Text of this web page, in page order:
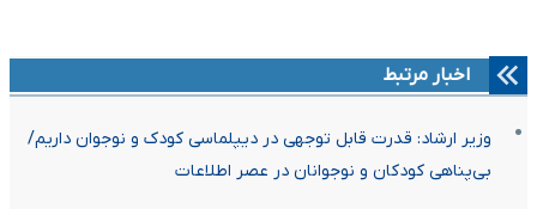
اخبار مرتبط
وزیر ارشاد: قدرت قابل توجهی در دیپلماسی کودک و نوجوان داریم/
بی‌پناهی کودکان و نوجوانان در عصر اطلاعات